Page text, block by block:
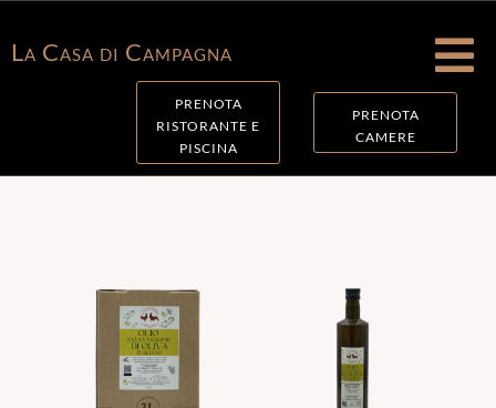
La Casa di Campagna 
PRENOTA
RISTORANTE E
PISCINA
PRENOTA
CAMERE